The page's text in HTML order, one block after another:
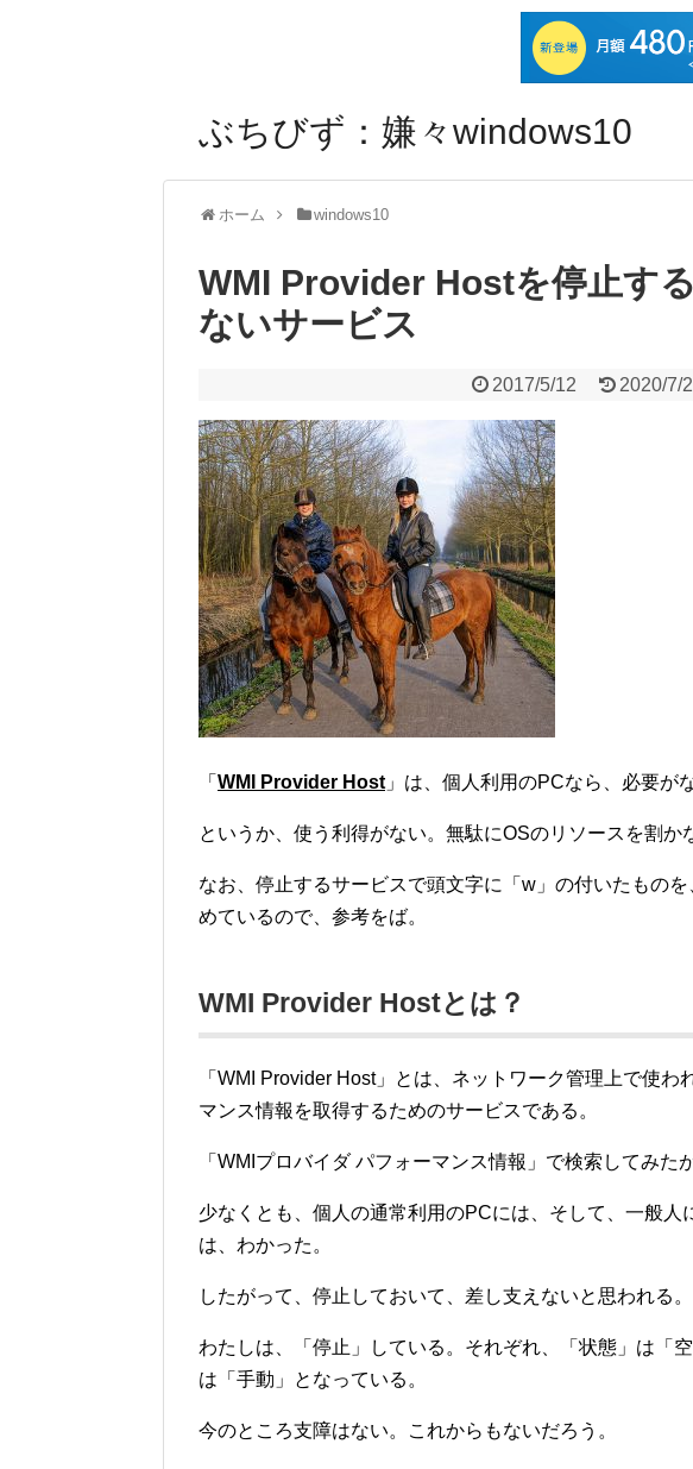
ぶちびず：嫌々windows10
ホーム windows10
WMI Provider Hostを停止す
ないサービス
2017/5/12 2020/7/2
「 WMI Provider Host 」は、個人利用のPCなら、必要が
というか、使う利得がない。無駄にOSのリソースを割か
なお、停止するサービスで頭文字に「w」の付いたものを
めているので、参考をば。
WMI Provider Hostとは？
「WMI Provider Host」とは、ネットワーク管理上で使
マンス情報を取得するためのサービスである。
「WMIプロバイダ パフォーマンス情報」で検索してみた
少なくとも、個人の通常利用のPCには、そして、一般人
は、わかった。
したがって、停止しておいて、差し支えないと思われる。
わたしは、「停止」している。それぞれ、「状態」は「
は「手動」となっている。
今のところ支障はない。これからもないだろう。